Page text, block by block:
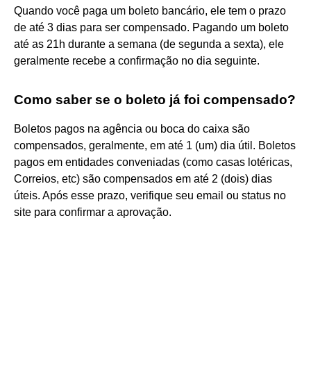
Quando você paga um boleto bancário, ele tem o prazo
de até 3 dias para ser compensado. Pagando um boleto
até as 21h durante a semana (de segunda a sexta), ele
geralmente recebe a confirmação no dia seguinte.
Como saber se o boleto já foi compensado?
Boletos pagos na agência ou boca do caixa são
compensados, geralmente, em até 1 (um) dia útil. Boletos
pagos em entidades conveniadas (como casas lotéricas,
Correios, etc) são compensados em até 2 (dois) dias
úteis. Após esse prazo, verifique seu email ou status no
site para confirmar a aprovação.